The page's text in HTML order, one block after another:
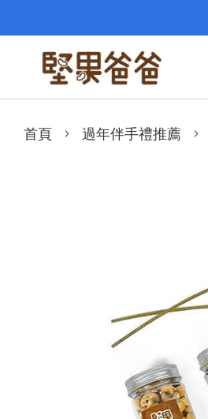
首頁 › 過年伴手禮推薦 ›